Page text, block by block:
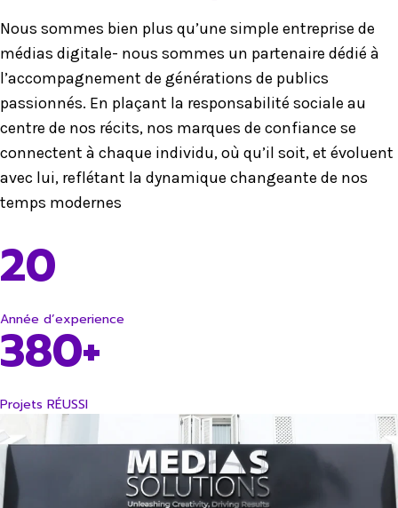
Nous sommes bien plus qu’une simple entreprise de
médias digitale- nous sommes un partenaire dédié à
l’accompagnement de générations de publics
passionnés. En plaçant la responsabilité sociale au
centre de nos récits, nos marques de confiance se
connectent à chaque individu, où qu’il soit, et évoluent
avec lui, reflétant la dynamique changeante de nos
temps modernes
20
Année d’experience
380+
Projets RÉUSSI